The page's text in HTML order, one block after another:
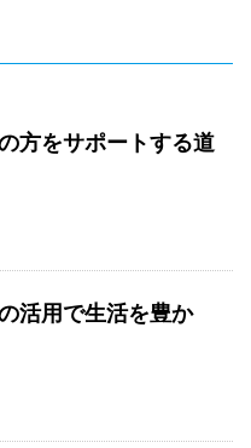
方をサポートする道
活用で生活を豊か